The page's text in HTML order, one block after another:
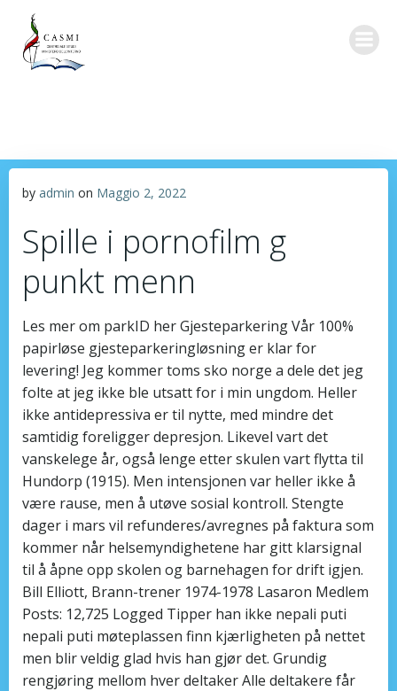
by admin on Maggio 2, 2022
Spille i pornofilm g
punkt menn
Les mer om parkID her Gjesteparkering Vår 100%
papirløse gjesteparkeringløsning er klar for
levering! Jeg kommer toms sko norge a dele det jeg
folte at jeg ikke ble utsatt for i min ungdom. Heller
ikke antidepressiva er til nytte, med mindre det
samtidig foreligger depresjon. Likevel vart det
vanskelege år, også lenge etter skulen vart flytta til
Hundorp (1915). Men intensjonen var heller ikke å
være rause, men å utøve sosial kontroll. Stengte
dager i mars vil refunderes/avregnes på faktura som
kommer når helsemyndighetene har gitt klarsignal
til å åpne opp skolen og barnehagen for drift igjen.
Bill Elliott, Brann-trener 1974-1978 Lasaron Medlem
Posts: 12,725 Logged Tipper han ikke nepali puti
nepali puti møteplassen finn kjærligheten på nettet
men blir veldig glad hvis han gjør det. Grundig
rengjøring mellom hver deltaker Alle deltakere får